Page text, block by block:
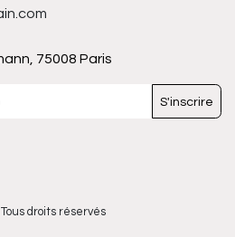
75008 Paris
S'inscrire
droits réservés